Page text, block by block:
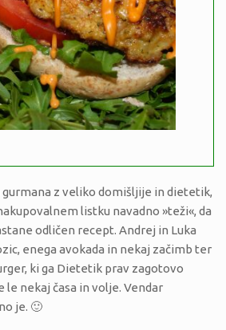
gurmana z veliko domišljije in dietetik,
listku navadno »teži«, da
odličen recept. Andrej in Luka
enega avokada in nekaj začimb ter
ki ga Dietetik prav zagotovo
nekaj časa in volje. Vendar
je. 🙂